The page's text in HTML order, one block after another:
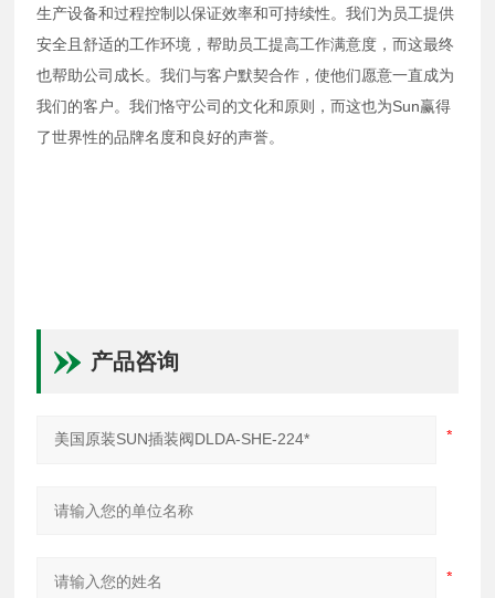
生产设备和过程控制以保证效率和可持续性。我们为员工提供
安全且舒适的工作环境，帮助员工提高工作满意度，而这最终
也帮助公司成长。我们与客户默契合作，使他们愿意一直成为
我们的客户。我们恪守公司的文化和原则，而这也为Sun赢得
了世界性的品牌名度和良好的声誉。
产品咨询